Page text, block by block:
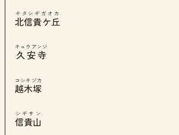
北信貴ケ丘
キタシギガオカ
久安寺
キュウアンジ
越木塚
コシキヅカ
信貴山
シギサン